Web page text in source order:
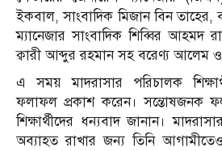
ইকবাল, সাংবাদিক মিজান বিন তাহের,
ম্যানেজার সাংবাদিক শিব্বির আহমদ
ক্বারী আব্দুর রহমান সহ বরেণ্য আলেম
এ সময় মাদরাসার পরিচালক
ফলাফল প্রকাশ করেন। সন্তোষজনক
শিক্ষার্থীদের ধন্যবাদ জানান।
অব্যাহত রাখার জন্য তিনি